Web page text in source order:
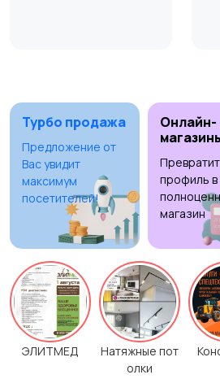
Изготовление на
заказ6
Турбо продажа
Предложение от
Вас увидит
максимум
посетителей!
Онлайн-
профиль в
магазин
ЭЛИТМЕД
Натяжные пот
олки